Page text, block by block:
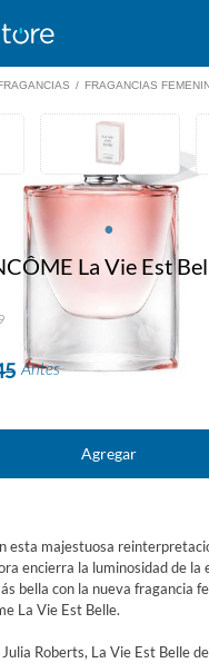
/ FRAGANCIAS
La Vie Est
Antes
esta majestuosa
encierra la luminosidad de la
bella con la nueva fragancia
La Vie Est Belle.
Roberts, La Vie Est Belle